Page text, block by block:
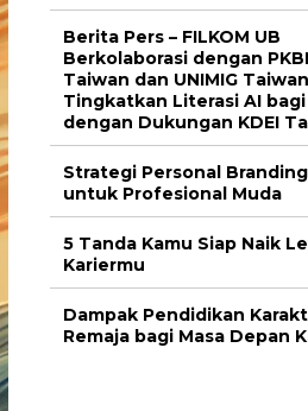
Berita Pers – FILKOM UB
Berkolaborasi dengan
Taiwan dan UNIMIG
Tingkatkan Literasi AI bagi
dengan Dukungan KDEI
Strategi Personal
untuk Profesional Muda
5 Tanda Kamu Siap Naik
Kariermu
Dampak Pendidikan
Remaja bagi Masa Depan